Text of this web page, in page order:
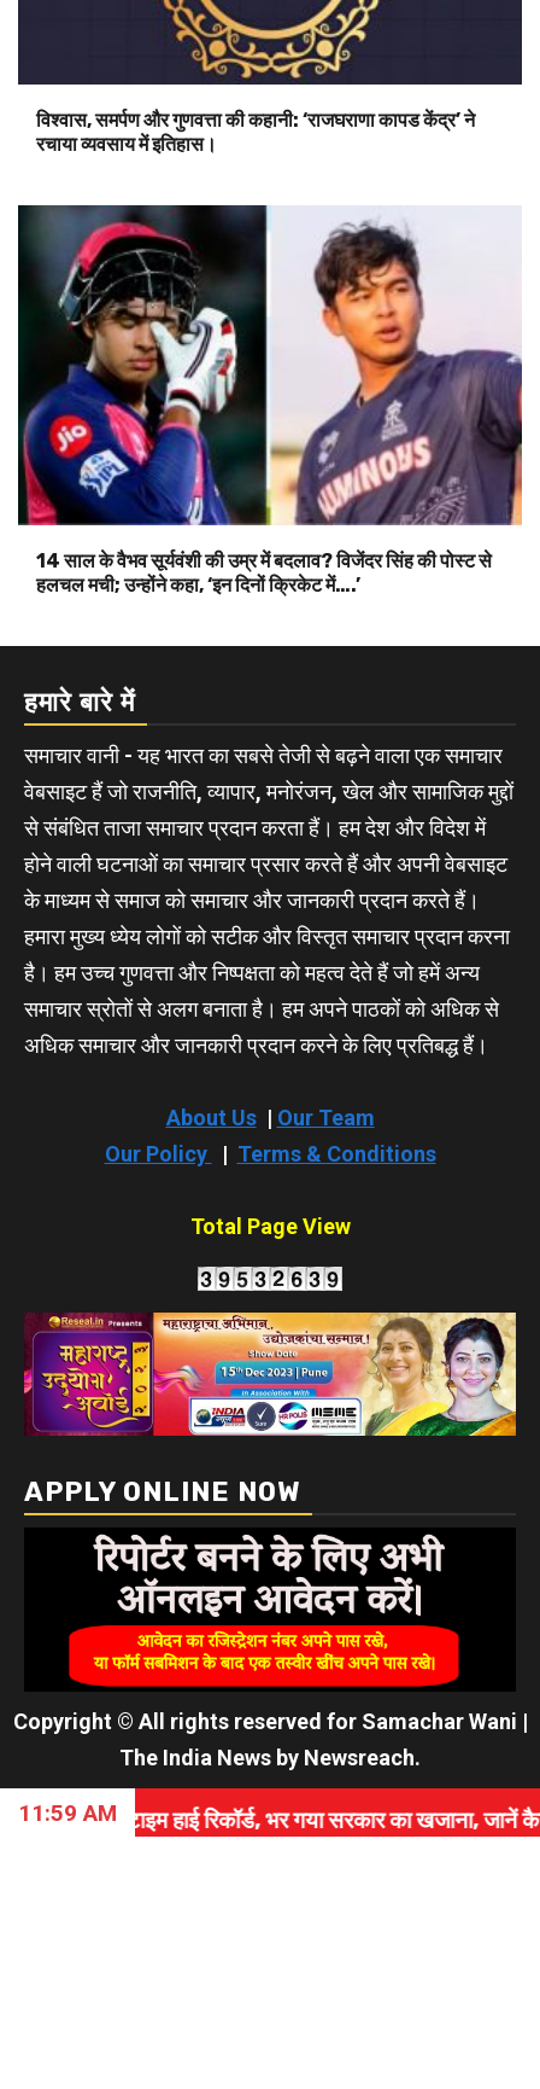
विश्वास, समर्पण और गुणवत्ता की कहानी: ‘राजघराणा कापड केंद्र’ ने
रचाया व्यवसाय में इतिहास।
14 साल के वैभव सूर्यवंशी की उम्र में बदलाव? विजेंदर सिंह की पोस्ट से
हलचल मची; उन्होंने कहा, ‘इन दिनों क्रिकेट में….’
हमारे बारे में
समाचार वानी - यह भारत का सबसे तेजी से बढ़ने वाला एक समाचार
वेबसाइट हैं जो राजनीति, व्यापार, मनोरंजन, खेल और सामाजिक मुद्दों
से संबंधित ताजा समाचार प्रदान करता हैं। हम देश और विदेश में
होने वाली घटनाओं का समाचार प्रसार करते हैं और अपनी वेबसाइट
के माध्यम से समाज को समाचार और जानकारी प्रदान करते हैं।
हमारा मुख्य ध्येय लोगों को सटीक और विस्तृत समाचार प्रदान करना
है। हम उच्च गुणवत्ता और निष्पक्षता को महत्व देते हैं जो हमें अन्य
समाचार स्रोतों से अलग बनाता है। हम अपने पाठकों को अधिक से
अधिक समाचार और जानकारी प्रदान करने के लिए प्रतिबद्ध हैं।
About Us| Our Team
Our Policy
| Terms & Conditions
Total Page View
APPLY ONLINE NOW
Copyright © All rights reserved for Samachar Wani |
The India News by Newsreach.
11:59 AM
हाई रिकॉर्ड, भर गया सरकार का खजाना, जानें कैसे रचा